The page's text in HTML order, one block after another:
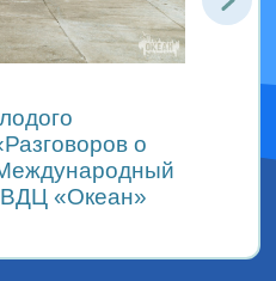
о
Международный
«Океан»